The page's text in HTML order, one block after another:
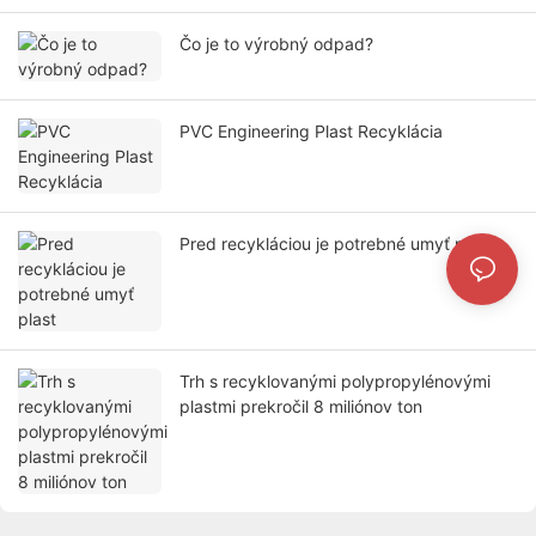
Čo je to výrobný odpad?
PVC Engineering Plast Recyklácia
Pred recykláciou je potrebné umyť plast
Trh s recyklovanými polypropylénovými
plastmi prekročil 8 miliónov ton